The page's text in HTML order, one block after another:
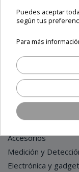
Receptores
Receptores
Rebajas / Outlet /
Medidores de
HDMI Profesional
Accesorios
Medición y
Electrónica y
Puedes aceptar
según tus
Para más